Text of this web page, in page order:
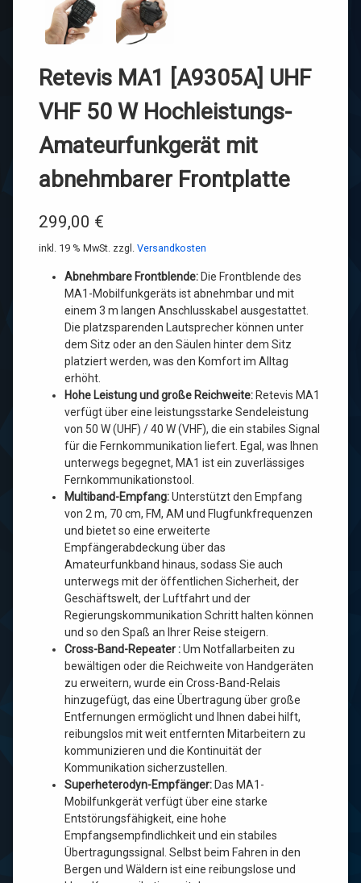
Retevis MA1 [A9305A] UHF
VHF 50 W Hochleistungs-
Amateurfunkgerät mit
abnehmbarer Frontplatte
299,00 €
inkl. 19 % MwSt. zzgl. Versandkosten
Abnehmbare Frontblende: Die Frontblende des
MA1-Mobilfunkgeräts ist abnehmbar und mit
einem 3 m langen Anschlusskabel ausgestattet.
Die platzsparenden Lautsprecher können unter
dem Sitz oder an den Säulen hinter dem Sitz
platziert werden, was den Komfort im Alltag
erhöht.
Hohe Leistung und große Reichweite: Retevis MA1
verfügt über eine leistungsstarke Sendeleistung
von 50 W (UHF) / 40 W (VHF), die ein stabiles Signal
für die Fernkommunikation liefert. Egal, was Ihnen
unterwegs begegnet, MA1 ist ein zuverlässiges
Fernkommunikationstool.
Multiband-Empfang:Unterstützt den Empfang
von 2 m, 70 cm, FM, AM und Flugfunkfrequenzen
und bietet so eine erweiterte
Empfängerabdeckung über das
Amateurfunkband hinaus, sodass Sie auch
unterwegs mit der öffentlichen Sicherheit, der
Geschäftswelt, der Luftfahrt und der
Regierungskommunikation Schritt halten können
und so den Spaß an Ihrer Reise steigern.
Cross-Band-Repeater :Um Notfallarbeiten zu
bewältigen oder die Reichweite von Handgeräten
zu erweitern, wurde ein Cross-Band-Relais
hinzugefügt, das eine Übertragung über große
Entfernungen ermöglicht und Ihnen dabei hilft,
reibungslos mit weit entfernten Mitarbeitern zu
kommunizieren und die Kontinuität der
Kommunikation sicherzustellen.
Superheterodyn-Empfänger: Das MA1-
Mobilfunkgerät verfügt über eine starke
Entstörungsfähigkeit, eine hohe
Empfangsempfindlichkeit und ein stabiles
Übertragungssignal. Selbst beim Fahren in den
Bergen und Wäldern ist eine reibungslose und